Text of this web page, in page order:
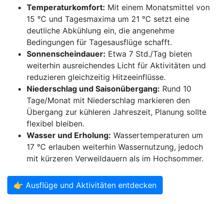
Temperaturkomfort: Mit einem Monatsmittel von
15 °C und Tagesmaxima um 21 °C setzt eine
deutliche Abkühlung ein, die angenehme
Bedingungen für Tagesausflüge schafft.
Sonnenscheindauer: Etwa 7 Std./Tag bieten
weiterhin ausreichendes Licht für Aktivitäten und
reduzieren gleichzeitig Hitzeeinflüsse.
Niederschlag und Saisonübergang: Rund 10
Tage/Monat mit Niederschlag markieren den
Übergang zur kühleren Jahreszeit, Planung sollte
flexibel bleiben.
Wasser und Erholung: Wassertemperaturen um
17 °C erlauben weiterhin Wassernutzung, jedoch
mit kürzeren Verweildauern als im Hochsommer.
👉 Ausflüge und Aktivitäten entdecken